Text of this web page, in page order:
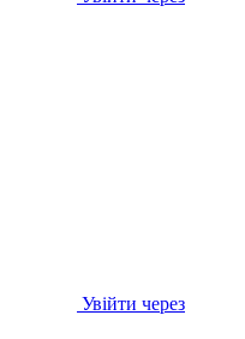
Увійти через